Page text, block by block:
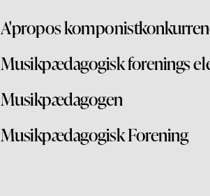
A'propos
Musikpædagogisk forenings
Musikpædagogen
Musikpædagogisk Forening